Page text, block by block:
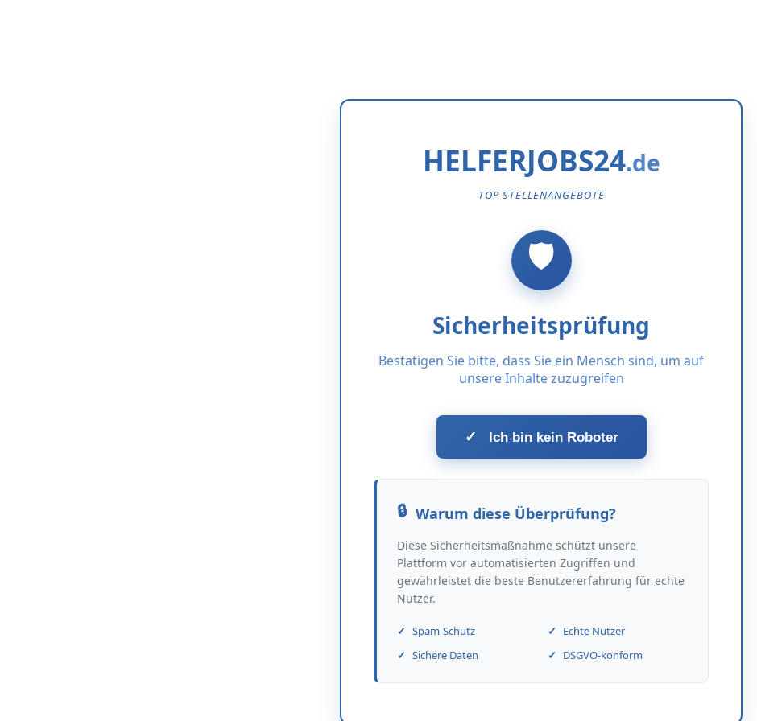
HELFERJOBS24
TOP STELLENANGEBOTE
Sicherheitsprüfung
Bestätigen Sie bitte, dass Sie ein Mensch sind, um auf
unsere Inhalte zuzugreifen
✓ Ich bin kein Roboter
Warum diese Überprüfung?
Diese Sicherheitsmaßnahme schützt unsere
Plattform vor automatisierten Zugriffen und
gewährleistet die beste Benutzererfahrung für echte
Nutzer.
Spam-Schutz
Echte Nutzer
Sichere Daten
DSGVO-konform